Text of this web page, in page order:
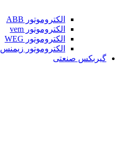
الکتروموتور ABB
الکتروموتور vem
الکتروموتور WEG
الکتروموتور زیمنس
گیربکس صنعتی